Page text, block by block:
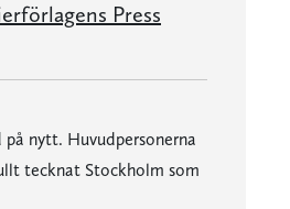
Press
nytt. Huvudpersonerna
tecknat Stockholm som